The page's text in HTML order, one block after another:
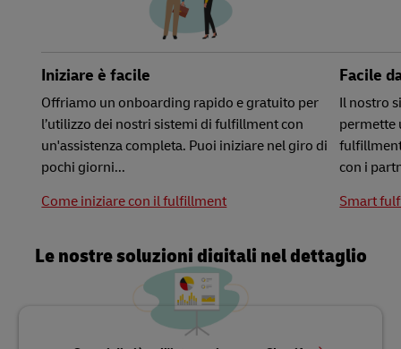
Iniziare è facile
Offriamo un onboarding rapido e gratuito per
l’utilizzo dei nostri sistemi di fulfillment con
un'assistenza completa. Puoi iniziare nel giro di
pochi giorni...
Come iniziare con il fulfillment
Facile
Il nostro
permette
fulfillment
con i
Smart
Le nostre soluzioni digitali nel dettaglio